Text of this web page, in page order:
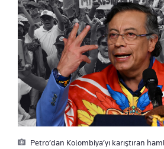
Petro’dan Kolombiya’yı karıştıran